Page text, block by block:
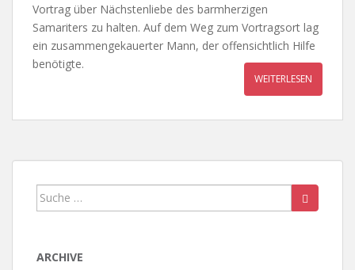
Vortrag über Nächstenliebe des barmherzigen
Samariters zu halten. Auf dem Weg zum Vortragsort lag
ein zusammengekauerter Mann, der offensichtlich Hilfe
benötigte.
WEITERLESEN
Suche
nach:
ARCHIVE